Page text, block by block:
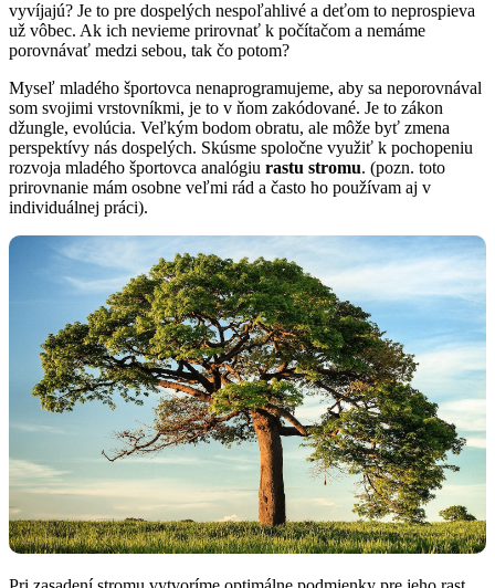
vyvíjajú? Je to pre dospelých nespoľahlivé a deťom to neprospieva
už vôbec. Ak ich nevieme prirovnať k počítačom a nemáme
porovnávať medzi sebou, tak čo potom?
Myseľ mladého športovca nenaprogramujeme, aby sa neporovnával
som svojimi vrstovníkmi, je to v ňom zakódované. Je to zákon
džungle, evolúcia. Veľkým bodom obratu, ale môže byť zmena
perspektívy nás dospelých. Skúsme spoločne využiť k pochopeniu
rozvoja mladého športovca analógiu rastu stromu. (pozn. toto
prirovnanie mám osobne veľmi rád a často ho používam aj v
individuálnej práci).